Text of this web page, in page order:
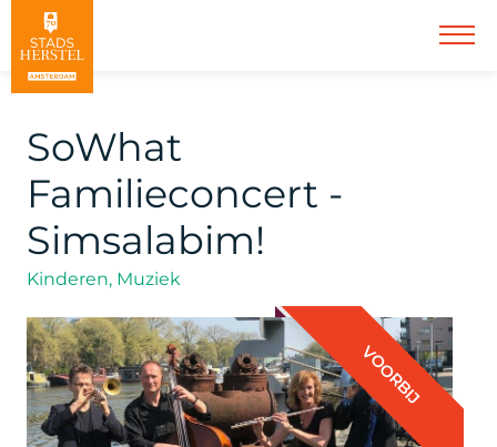
SoWhat
Familieconcert -
Simsalabim!
Kinderen, Muziek
VOORBIJ